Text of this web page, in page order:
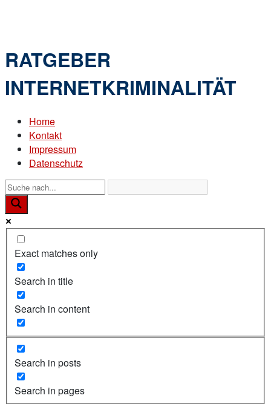
RATGEBER
INTERNETKRIMINALITÄT
Home
Kontakt
Impressum
Datenschutz
Exact matches only
Search in title
Search in content
Search in posts
Search in pages